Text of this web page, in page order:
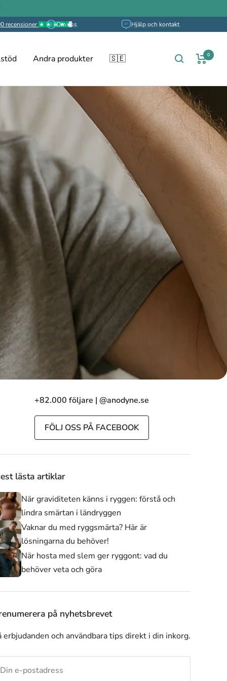
recensioner Om oss Hjälp och kontakt
Andra produkter 🇸🇪 0
+82.000 följare | @anodyne.se
FÖLJ OSS PÅ FACEBOOK
lästa artiklar
När graviditeten känns i ryggen: förstå och
lindra smärtan i ländryggen
Vaknar du med ryggsmärta? Här är
lösningarna du behöver!
När hosta med slem ger ryggont: vad du
behöver veta och göra
på nyhetsbrevet
erbjudanden och användbara tips direkt i din inkorg.